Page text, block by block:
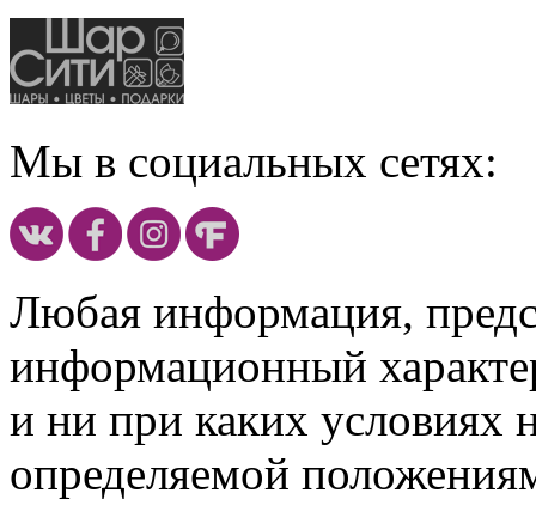
Мы в социальных сетях:
Любая информация,
информационный
и ни при каких условиях
определяемой